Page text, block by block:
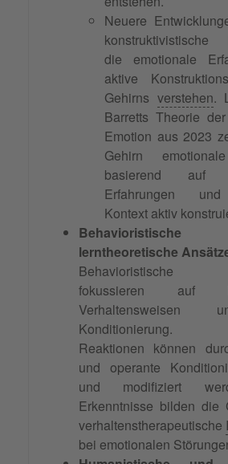
Neuere
konstruktivistische
die emotionale
aktive
Gehirns verstehen.
Barretts Theorie
Emotion aus 2023
Gehirn
basierend auf
Erfahrungen
Kontext aktiv
lerntheoretische
Behavioristische
fokussieren auf
Verhaltensweisen
Konditionierung.
Reaktionen können
und operante
und modifiziert
Erkenntnisse bilden die
verhaltenstherapeutische
bei emotionalen